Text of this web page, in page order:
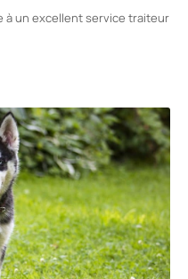
à un excellent service traiteur